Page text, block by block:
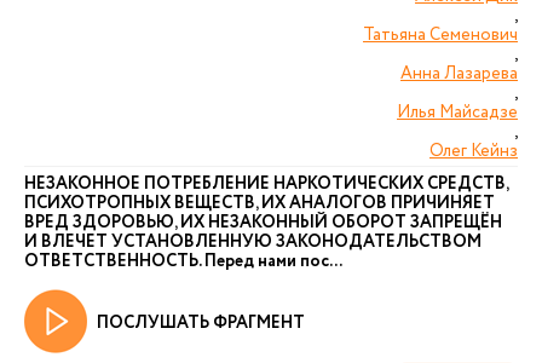
,
Татьяна Семенович
,
Анна Лазарева
,
Илья Майсадзе
,
Олег Кейнз
НЕЗАКОННОЕ ПОТРЕБЛЕНИЕ НАРКОТИЧЕСКИХ СРЕДСТВ,
ПСИХОТРОПНЫХ ВЕЩЕСТВ, ИХ АНАЛОГОВ ПРИЧИНЯЕТ
ВРЕД ЗДОРОВЬЮ, ИХ НЕЗАКОННЫЙ ОБОРОТ ЗАПРЕЩЁН
И ВЛЕЧЕТ УСТАНОВЛЕННУЮ ЗАКОНОДАТЕЛЬСТВОМ
ОТВЕТСТВЕННОСТЬ. Перед нами пос...
ПОСЛУШАТЬ ФРАГМЕНТ